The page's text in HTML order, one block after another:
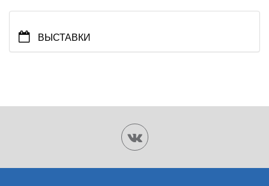
ВЫСТАВКИ